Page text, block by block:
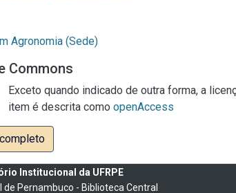
Agronomia (Sede)
Commons
Exceto quando indicado de outra forma, a
item é descrita como openAccess
Institucional da UFRPE
de Pernambuco - Biblioteca Central